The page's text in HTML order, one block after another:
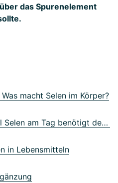
das Spurenelement
macht Selen im Körper?
03 Tagesbedarf: Wie viel Selen am Tag benötigt der Mensch?
in Lebensmitteln